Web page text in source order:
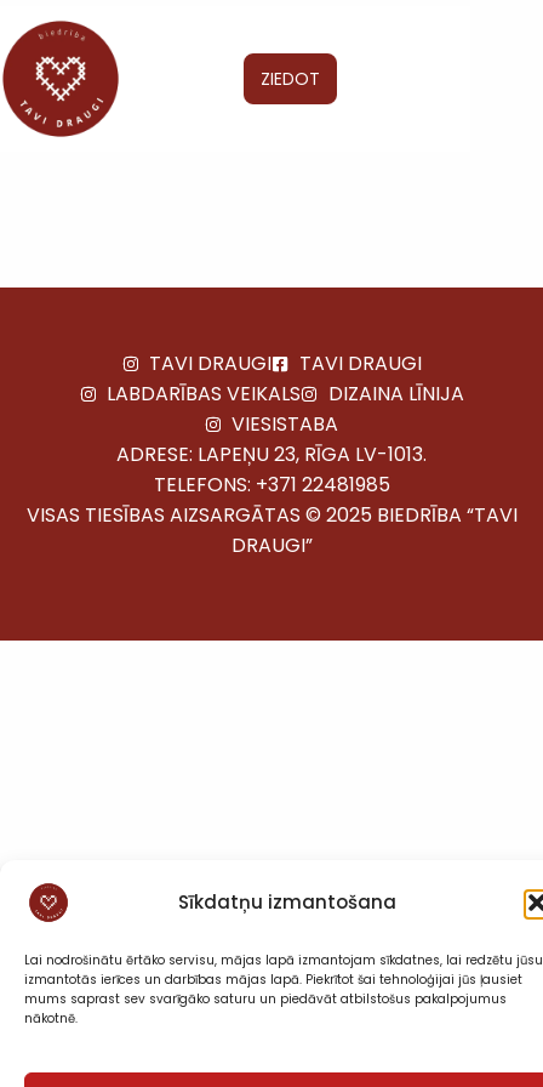
Sīkdatņu izmantošana
Lai nodrošinātu ērtāko servisu, mājas lapā izmantojam sīkdatnes, lai redzētu jūsu
izmantotās ierīces un darbības mājas lapā. Piekrītot šai tehnoloģijai jūs ļausiet
mums saprast sev svarīgāko saturu un piedāvāt atbilstošus pakalpojumus
nākotnē.
ZIEDOT
TAVI DRAUGI
TAVI DRAUGI
LABDARĪBAS VEIKALS
DIZAINA LĪNIJA
VIESISTABA
ADRESE: LAPEŅU 23, RĪGA LV-1013.
TELEFONS: +371 22481985
VISAS TIESĪBAS AIZSARGĀTAS © 2025 BIEDRĪBA “TAVI
DRAUGI”